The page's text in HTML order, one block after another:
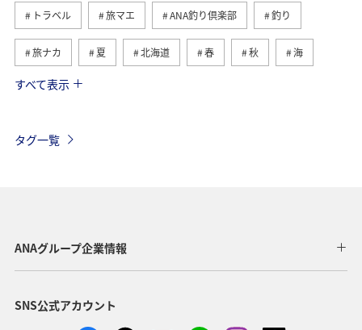
トラベル 旅マエ ANA釣り倶楽部 釣り
旅ナカ 夏 北海道 春 秋 海
川 グルメ
ヤマメ 福岡県 ワカサギ トラウト
静岡県 鹿児島県
すべて表示
タグ一覧
ANAグループ企業情報
SNS公式アカウント